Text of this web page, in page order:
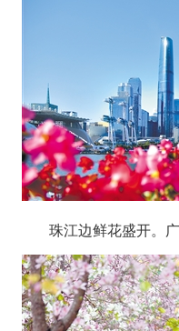
珠江边鲜花盛开。